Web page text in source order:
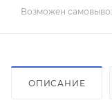
Возможен
ОПИСАНИЕ